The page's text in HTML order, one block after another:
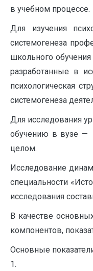
в учебном процессе.
Для изучения
системогенеза
школьного
разработанные в
психологическая
системогенеза
Для исследования
обучению в вузе —
целом.
Исследование
специальности
исследования
В качестве
компонентов,
Основные
1.